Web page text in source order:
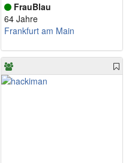
FrauBlau
64 Jahre
Frankfurt am Main